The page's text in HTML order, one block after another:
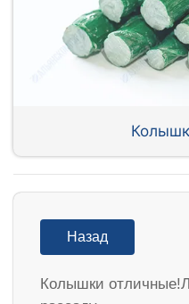
Назад
Колышки